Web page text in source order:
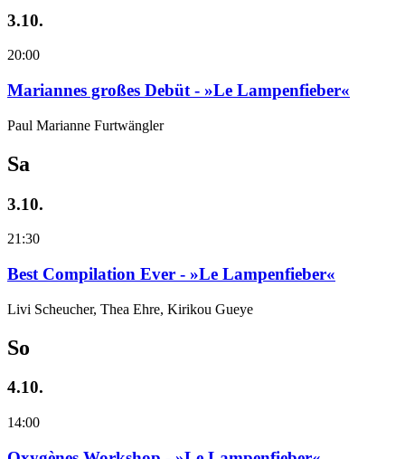
3.10.
20:00
Mariannes großes Debüt - »Le Lampenfieber«
Paul Marianne Furtwängler
Sa
3.10.
21:30
Best Compilation Ever - »Le Lampenfieber«
Livi Scheucher, Thea Ehre, Kirikou Gueye
So
4.10.
14:00